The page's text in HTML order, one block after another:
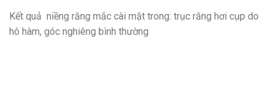
Kết quả niềng răng mắc cài mặt trong: trục răng hơi cụp do
hô hàm, góc nghiêng bình thường